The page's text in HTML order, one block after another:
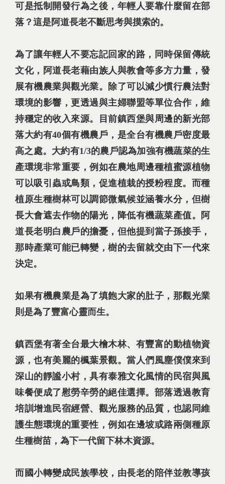
可是抵制開發行為之後，年輕人要靠什麼留在部
落？這是阿道長老不斷思考與摸索的。
為了讓年輕人不要忘記回家的路，同時保留傳統
文化，阿道長老藉由族人與教會等多方力量，發
展有機農業與觀光業。除了可以減少慣行農法對
環境的影響，更透過與主婦聯盟等單位合作，維
持穩定的收入來源。目前鎮西堡與周邊的新光部
落大約有40個有機農戶，是全台有機農戶密度最
高之處。大約有1/3的農戶認為加強有機蔬菜的生
產環境非常重要，例如在農地周邊種植蜜源植物
可以吸引蟲或鳥類，促進植栽的授粉程度。而種
植原生種樹林可以調節微氣候並涵養水分，但樹
長大會遮去作物的陽光，降低有機蔬菜產值。阿
道長老明白農戶的擔憂，但他提到當子孫接手，
那時產業可能已轉變，樹的去留就交由下一代來
決定。
如果有機農業是為了填飽大家的肚子，那觀光業
則是為了豐富心靈而生。
鎮西堡有著全台最大檜木林、有豐富的動植物資
源，也有美麗的楓葉景觀。當人們風塵僕僕來到
深山的靜謐小村，具有泰雅文化風情的民宿與風
味餐便成了慰勞辛勞的絕佳選擇。部落透過教育
培訓增進民宿經營、觀光服務的品質，也認同維
護生態環境的重要性，例如在邊坡或路兩側種原
生種樹苗，為下一代留下林木資源。
而國小轉變成民族學校，由長老的陪伴並教導孩